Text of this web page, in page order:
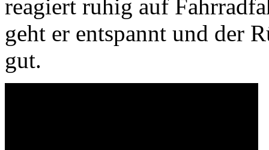
reagiert ruhig auf
geht er entspannt und der
gut.